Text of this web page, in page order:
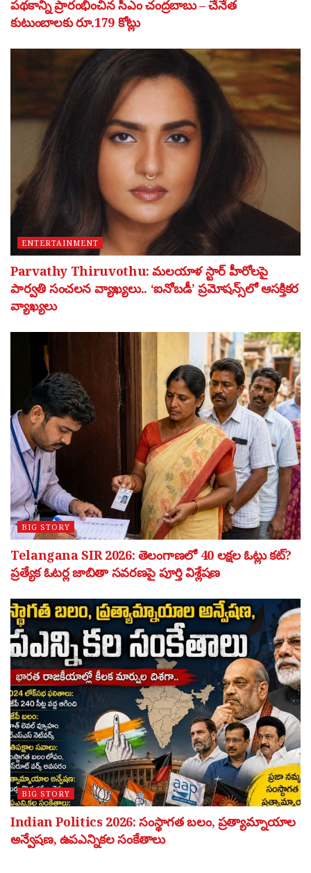
పథకాన్ని ప్రారంభించిన సీఎం చంద్రబాబు – చేనేత
కుటుంబాలకు రూ.179 కోట్లు
ENTERTAINMENT
Parvathy Thiruvothu: మలయాళ స్టార్ హీరోలపై
పార్వతి సంచలన వ్యాఖ్యలు.. ‘ఐనోబడీ’ ప్రమోషన్స్‌లో ఆసక్తికర
వ్యాఖ్యలు
BIG STORY
Telangana SIR 2026: తెలంగాణలో 40 లక్షల ఓట్లు కట్?
ప్రత్యేక ఓటర్ల జాబితా సవరణపై పూర్తి విశ్లేషణ
BIG STORY
Indian Politics 2026: సంస్థాగత బలం, ప్రత్యామ్నాయాల
అన్వేషణ, ఉపఎన్నికల సంకేతాలు